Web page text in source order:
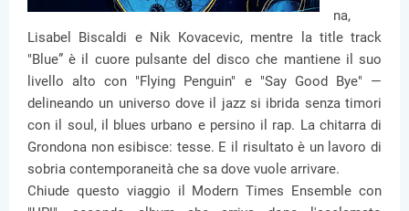
na,
Lisabel Biscaldi e Nik Kovacevic, mentre la title track
"Blue” è il cuore pulsante del disco che mantiene il suo
livello alto con "Flying Penguin" e "Say Good Bye" —
delineando un universo dove il jazz si ibrida senza timori
con il soul, il blues urbano e persino il rap. La chitarra di
Grondona non esibisce: tesse. E il risultato è un lavoro di
sobria contemporaneità che sa dove vuole arrivare.
Chiude questo viaggio il Modern Times Ensemble con